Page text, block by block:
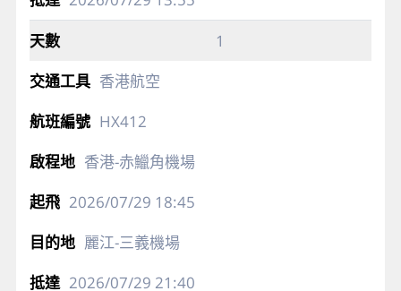
1
香港航空
HX412
香港-赤鱲角機場
2026/07/29 18:45
麗江-三義機場
2026/07/29 21:40